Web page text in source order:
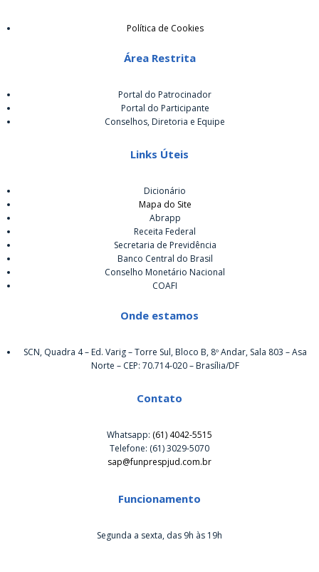
Política de Cookies
Área Restrita
Portal do Patrocinador
Portal do Participante
Conselhos, Diretoria e Equipe
Links Úteis
Dicionário
Mapa do Site
Abrapp
Receita Federal
Secretaria de Previdência
Banco Central do Brasil
Conselho Monetário Nacional
COAFI
Onde estamos
SCN, Quadra 4 – Ed. Varig – Torre Sul, Bloco B, 8º Andar, Sala 803 – Asa
Norte – CEP: 70.714-020 – Brasília/DF
Contato
Whatsapp: (61) 4042-5515
Telefone: (61) 3029-5070
sap@funprespjud.com.br
Funcionamento
Segunda a sexta, das 9h às 19h